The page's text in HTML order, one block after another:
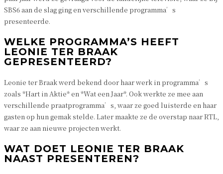
SBS6 aan de slag ging en verschillende programma’s
presenteerde.
WELKE PROGRAMMA’S HEEFT
LEONIE TER BRAAK
GEPRESENTEERD?
Leonie ter Braak werd bekend door haar werk in programma’s
zoals *Hart in Aktie* en *Wat een Jaar*. Ook werkte ze mee aan
verschillende praatprogramma’s, waar ze goed luisterde en haar
gasten op hun gemak stelde. Later maakte ze de overstap naar RTL,
waar ze aan nieuwe projecten werkt.
WAT DOET LEONIE TER BRAAK
NAAST PRESENTEREN?